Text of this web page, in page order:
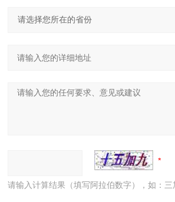
请输入计算结果（填写阿拉伯数字），如：三